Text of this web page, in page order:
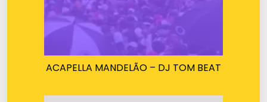
ACAPELLA MANDELÃO – DJ TOM BEAT